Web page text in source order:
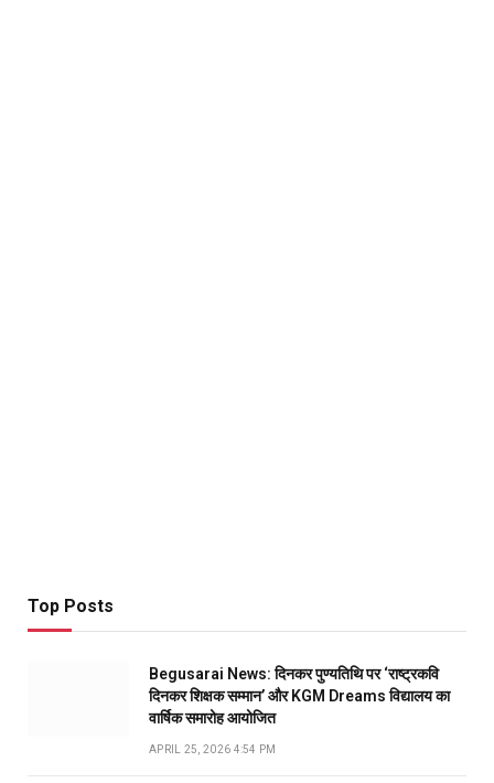
Top Posts
Begusarai News: दिनकर पुण्यतिथि पर ‘राष्ट्रकवि
दिनकर शिक्षक सम्मान’ और KGM Dreams विद्यालय का
वार्षिक समारोह आयोजित
APRIL 25, 2026 4:54 PM